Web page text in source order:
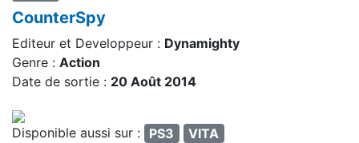
CounterSpy
Editeur et Developpeur : Dynamighty
Genre : Action
Date de sortie : 20 Août 2014
Disponible aussi sur : PS3 VITA